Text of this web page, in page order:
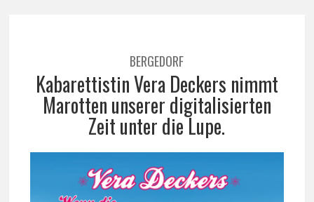
BERGEDORF
Kabarettistin Vera Deckers nimmt
Marotten unserer digitalisierten
Zeit unter die Lupe.